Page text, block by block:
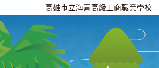
高雄市立海青高級工商職業學校